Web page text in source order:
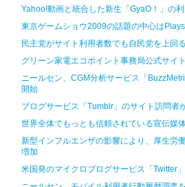
Yahoo!動画と統合した新生「GyaO！」の
東京ゲームショウ2009の話題の中心は
民主党がサイト利用者数でも自民党を上回
グリーン家電エコポイント事務局公式サイ
ニールセン、CGM分析サービス「
開始
ブログサービス「Tumblr」のサイト訪問者
世界全体でもっとも信頼されている宣伝媒
新型インフルエンザの影響により、厚生労
増加
米国発のマイクロブログサービス「Twitter